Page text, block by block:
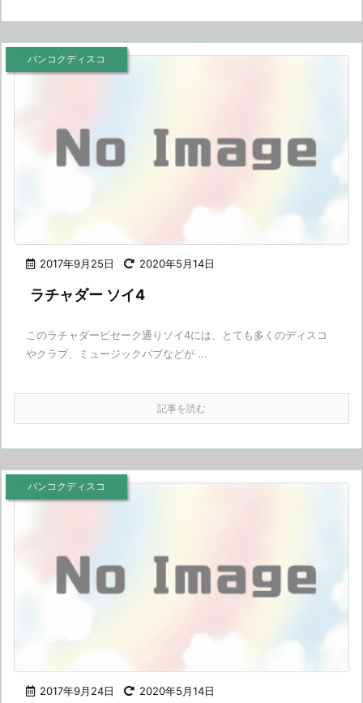
2017年9月25日 2020年5月14日
バンコクディスコ
ラチャダー ソイ4
このラチャダーピセーク通りソイ4には、とても多くのディスコ
やクラブ、ミュージックパブなどが ...
記事を読む
2017年9月24日 2020年5月14日
バンコクディスコ